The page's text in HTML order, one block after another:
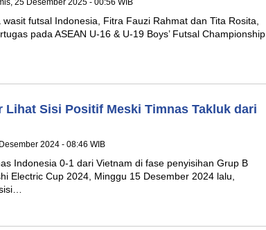
25 Desember 2025 - 00:56 WIB
wasit futsal Indonesia, Fitra Fauzi Rahmat dan Tita Rosita,
pada ASEAN U-16 & U-19 Boys’ Futsal Championship
Lihat Sisi Positif Meski Timnas Takluk dari
2024 - 08:46 WIB
Indonesia 0-1 dari Vietnam di fase penyisihan Grup B
Electric Cup 2024, Minggu 15 Desember 2024 lalu,